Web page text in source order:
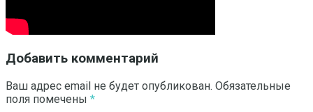
Добавить комментарий
Ваш адрес email не будет опубликован. Обязательные
поля помечены *